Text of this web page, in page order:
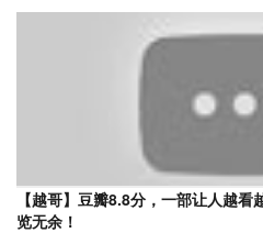
【越哥】豆瓣8.8分，一部让人越
览无余！